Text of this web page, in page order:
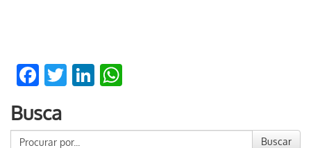
Facebook
TwitterLinkedIn
Busca
Buscar